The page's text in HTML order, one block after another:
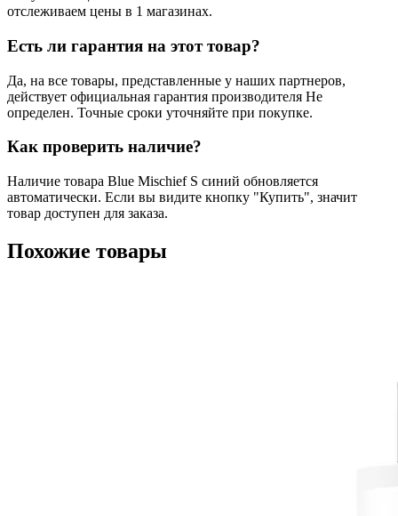
отслеживаем цены в 1 магазинах.
Есть ли гарантия на этот товар?
Да, на все товары, представленные у наших партнеров,
действует официальная гарантия производителя Не
определен. Точные сроки уточняйте при покупке.
Как проверить наличие?
Наличие товара Blue Mischief S синий обновляется
автоматически. Если вы видите кнопку "Купить", значит
товар доступен для заказа.
Похожие товары